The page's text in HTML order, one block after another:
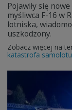
Pojawiły się
myśliwca F-16 w
lotniska,
uszkodzony.
Zobacz więcej na
katastrofa samolotu